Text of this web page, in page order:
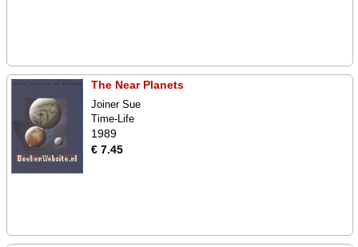
The Near Planets
Joiner Sue
Time-Life
1989
€ 7.45